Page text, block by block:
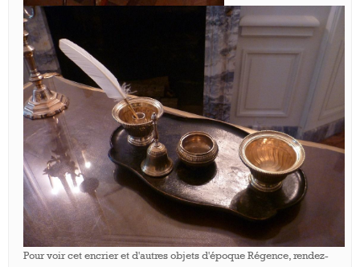
Pour voir cet encrier et d'autres objets d'époque Régence, rendez-